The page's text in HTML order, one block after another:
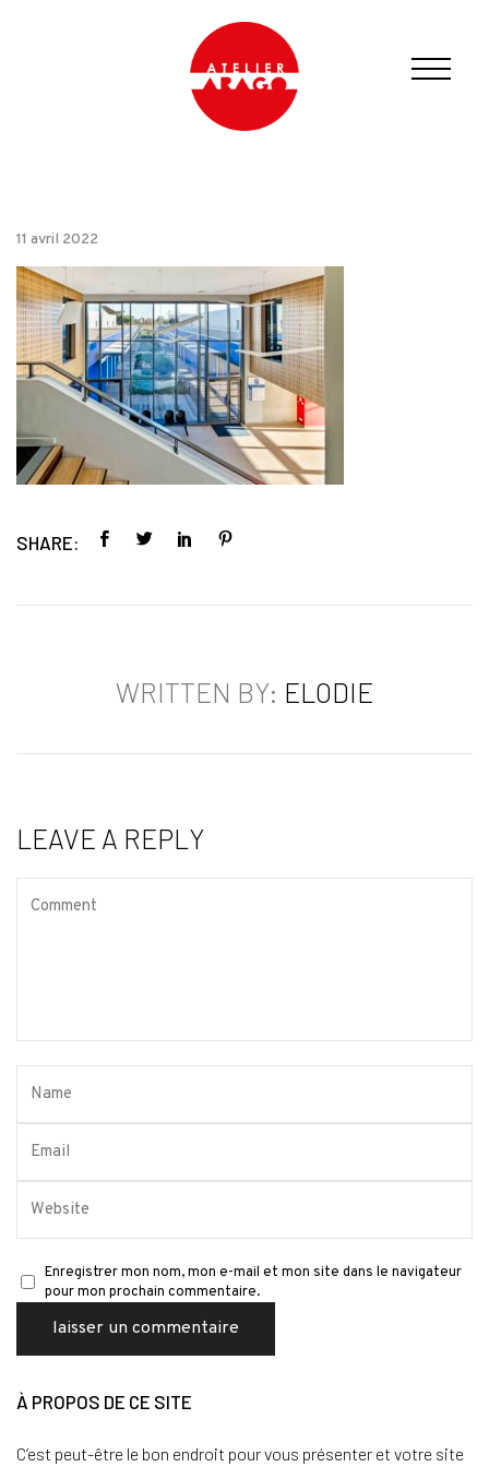
11 avril 2022
SHARE:
WRITTEN BY: ELODIE
LEAVE A REPLY
Enregistrer mon nom, mon e-mail et mon site dans le navigateur
pour mon prochain commentaire.
À PROPOS DE CE SITE
C’est peut-être le bon endroit pour vous présenter et votre site